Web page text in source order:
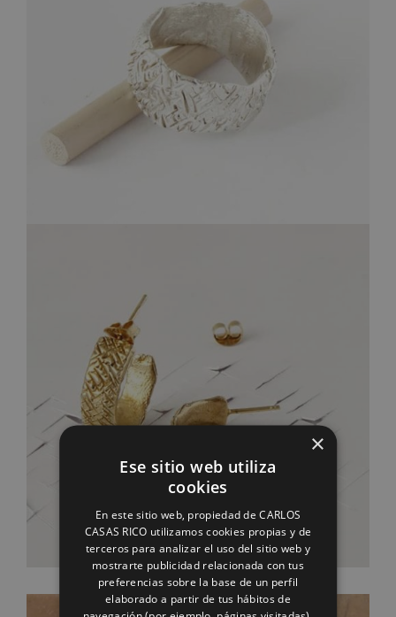
×
Ese sitio web utiliza
cookies
En este sitio web, propiedad de CARLOS
CASAS RICO utilizamos cookies propias y de
terceros para analizar el uso del sitio web y
mostrarte publicidad relacionada con tus
preferencias sobre la base de un perfil
elaborado a partir de tus hábitos de